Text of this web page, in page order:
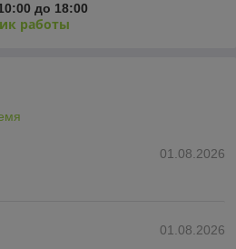
до 18:00
работы
01.08.2026
01.08.2026